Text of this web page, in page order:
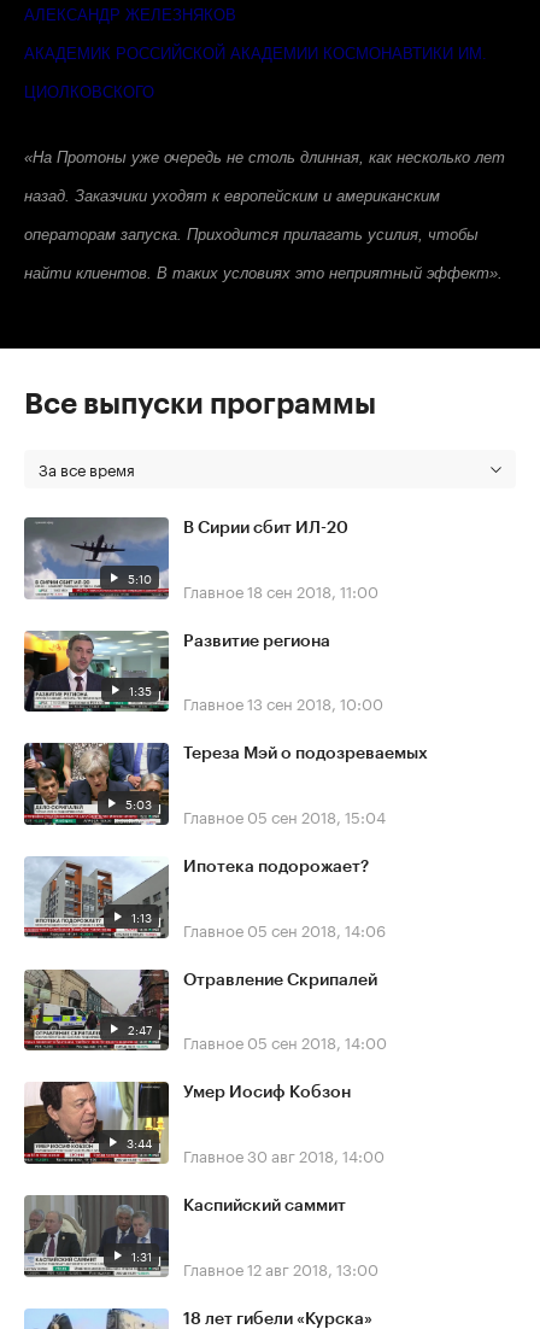
АЛЕКСАНДР ЖЕЛЕЗНЯКОВ
АКАДЕМИК РОССИЙСКОЙ АКАДЕМИИ КОСМОНАВТИКИ ИМ.
ЦИОЛКОВСКОГО
«На Протоны уже очередь не столь длинная, как несколько лет
назад. Заказчики уходят к европейским и американским
операторам запуска. Приходится прилагать усилия, чтобы
найти клиентов. В таких условиях это неприятный эффект».
Все выпуски программы
За все время
5:10
В Сирии сбит ИЛ-20
Главное18 сен 2018, 11:00
1:35
Развитие региона
Главное13 сен 2018, 10:00
5:03
Тереза Мэй о подозреваемых
Главное 05 сен 2018, 15:04
1:13
Ипотека подорожает?
Главное 05 сен 2018, 14:06
2:47
Отравление Скрипалей
Главное 05 сен 2018, 14:00
3:44
Умер Иосиф Кобзон
Главное30 авг 2018, 14:00
1:31
Каспийский саммит
Главное12 авг 2018, 13:00
18 лет гибели «Курска»